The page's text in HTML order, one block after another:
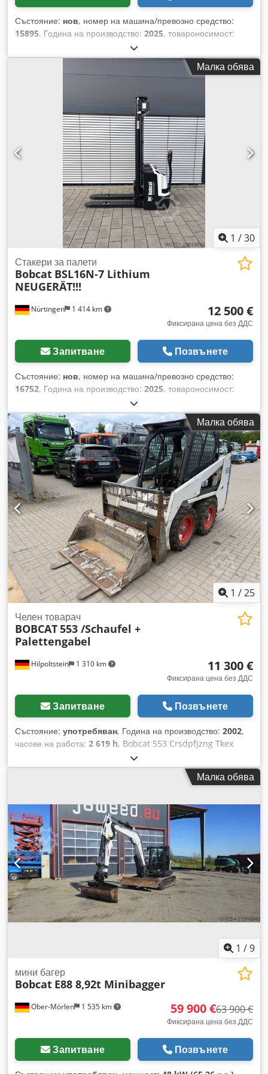
Състояние: нов, номер на машина/превозно средство:
15895, Година на производство: 2025, товароносимост:
600 мм
електрически, тип мачта:друго, строителна височина:
, дължина на вилиците:
, размер на
, Тип двигател: електрически, производител: Bobcat
Малка обява
1 /30
Nürtingen 1 414 km
Стакери за палети
Bobcat BSL16N-7 Lithium
NEUGERÄT!!!
12 500 €
Фиксирана цена без ДДС
Запитване Позвънете
Състояние: нов, номер на машина/превозно средство:
16752, Година на производство: 2025, товароносимост:
, височина на повдигане:
повдигане:1 820 мм, център на товара:600 мм, тип гориво:
електрически, тип мачта:триплекс, строителна височина:
2 408 мм, напрежение на батерията:24 V, дължина на
вилиците:1 150 мм, размер на предната гума:Tandem,
размер на задната гума:, общо тегло:1 222 кг, 5041176
Crsdpfxox Nk Hyj Aqgsf Сериен номер: OBWNE-000719
Характеристики на батерията: 24 волта, 150 Ah
Малка обява
1 /25
Hilpoltstein 1 310 km
Челен товарач
BOBCAT553 /Schaufel +
Palettengabel
11 300 €
Фиксирана цена без ДДС
Запитване Позвънете
Състояние: употребяван, Година на производство: 2002,
часове на работа: 2 619 h, Bobcat 553 Crsdpfjzng Tkex
Aqgjf Кабина, кофа, вилица за палети
Малка обява
1 /9
Ober-Mörlen 1 535 km
мини багер
Bobcat E88 8,92t Minibagger
59 900 €63 900 €
Фиксирана цена без ДДС
Запитване Позвънете